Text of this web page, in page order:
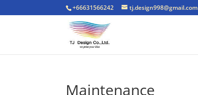
+66631566242 tj.design998@gmail.com
Maintenance